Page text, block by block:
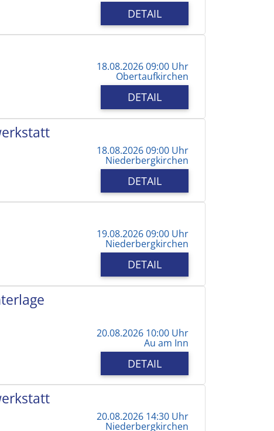
DETAIL
18.08.2026 09:00 Uhr
Obertaufkirchen
DETAIL
18.08.2026 09:00 Uhr
Niederbergkirchen
DETAIL
19.08.2026 09:00 Uhr
Niederbergkirchen
DETAIL
20.08.2026 10:00 Uhr
Au am Inn
DETAIL
20.08.2026 14:30 Uhr
Niederbergkirchen